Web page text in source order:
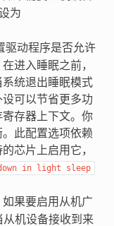
为
驱动程序是否允许
进入睡眠之前，
统退出睡眠模式
可以节省更多功
存器上下文。你
此配置选项依赖
芯片上启用它，
in light sleep
如果要启用从机广
机设备接收到来